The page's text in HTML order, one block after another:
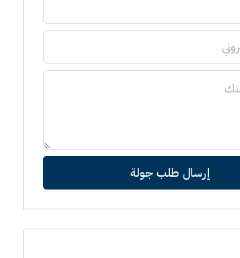
إرسال طلب جولة